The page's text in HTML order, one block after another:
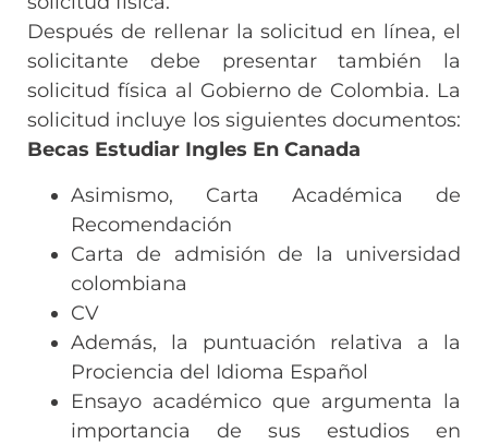
Después de rellenar la solicitud en línea, el
solicitante debe presentar también la
solicitud física al Gobierno de Colombia. La
solicitud incluye los siguientes documentos:
Becas Estudiar Ingles En Canada
Asimismo, Carta Académica de
Recomendación
Carta de admisión de la universidad
colombiana
CV
Además, la puntuación relativa a la
Prociencia del Idioma Español
Ensayo académico que argumenta la
importancia de sus estudios en